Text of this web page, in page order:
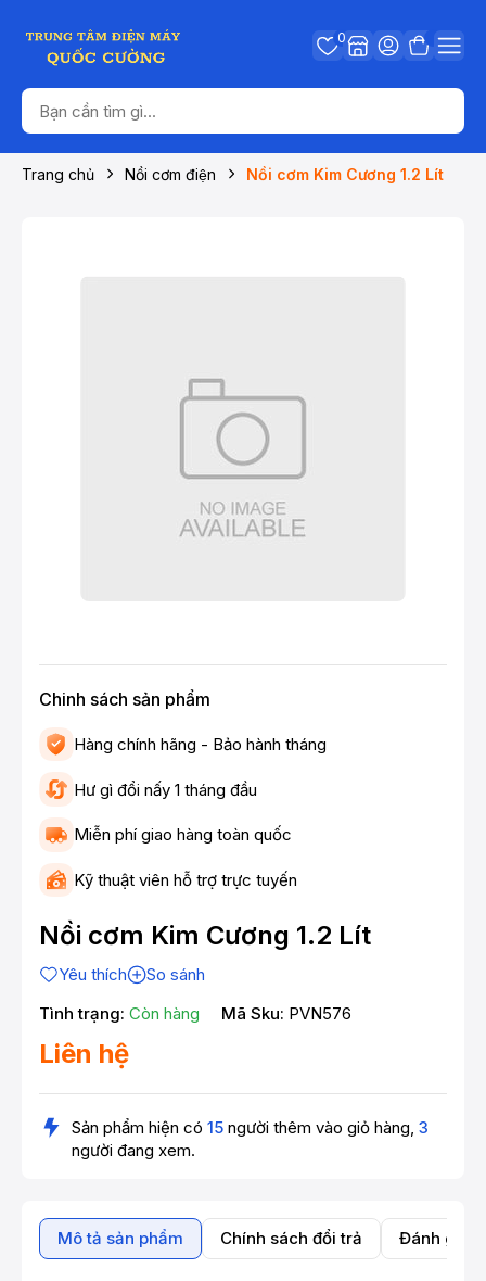
0
Trang chủ Nồi cơm điện Nồi cơm Kim Cương 1.2 Lít
Chinh sách sản phẩm
Hàng chính hãng - Bảo hành tháng
Hư gì đổi nấy 1 tháng đầu
Miễn phí giao hàng toàn quốc
Kỹ thuật viên hỗ trợ trực tuyến
Nồi cơm Kim Cương 1.2 Lít
Yêu thích
So sánh
Tình trạng: Còn hàng Mã Sku: PVN576
Liên hệ
Sản phẩm hiện có 15 người thêm vào giỏ hàng, 3
người đang xem.
Mô tả sản phẩm Chính sách đổi trả Đánh giá